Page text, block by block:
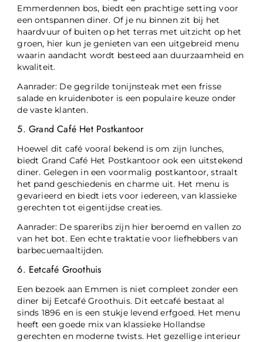
Emmerdennen bos, biedt een prachtige setting voor
een ontspannen diner. Of je nu binnen zit bij het
haardvuur of buiten op het terras met uitzicht op het
groen, hier kun je genieten van een uitgebreid menu
waarin aandacht wordt besteed aan duurzaamheid en
kwaliteit.
Aanrader: De gegrilde tonijnsteak met een frisse
salade en kruidenboter is een populaire keuze onder
de vaste klanten.
5. Grand Café Het Postkantoor
Hoewel dit café vooral bekend is om zijn lunches,
biedt Grand Café Het Postkantoor ook een uitstekend
diner. Gelegen in een voormalig postkantoor, straalt
het pand geschiedenis en charme uit. Het menu is
gevarieerd en biedt iets voor iedereen, van klassieke
gerechten tot eigentijdse creaties.
Aanrader: De spareribs zijn hier beroemd en vallen zo
van het bot. Een echte traktatie voor liefhebbers van
barbecuemaaltijden.
6. Eetcafé Groothuis
Een bezoek aan Emmen is niet compleet zonder een
diner bij Eetcafé Groothuis. Dit eetcafé bestaat al
sinds 1896 en is een stukje levend erfgoed. Het menu
heeft een goede mix van klassieke Hollandse
gerechten en moderne twists. Het gezellige interieur